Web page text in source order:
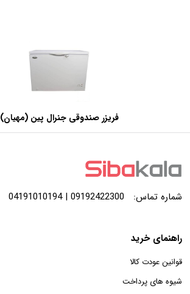
فریزر صندوقی جنرال پین (مهیان)
با ظرفیت 440 لیتر
شماره تماس: 09192422300 | 04191010194
راهنمای خرید
قوانین عودت کالا
شیوه های پرداخت